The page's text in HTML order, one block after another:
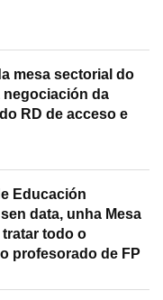
mesa sectorial do
negociación da
RD de acceso e
Educación
data, unha Mesa
tratar todo o
profesorado de FP